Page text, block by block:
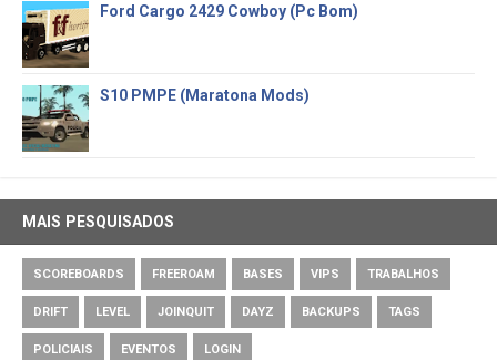
Ford Cargo 2429 Cowboy (Pc Bom)
S10 PMPE (Maratona Mods)
MAIS PESQUISADOS
SCOREBOARDS FREEROAM BASES VIPS TRABALHOS
DRIFT LEVEL JOINQUIT DAYZ BACKUPS TAGS
POLICIAIS EVENTOS LOGIN